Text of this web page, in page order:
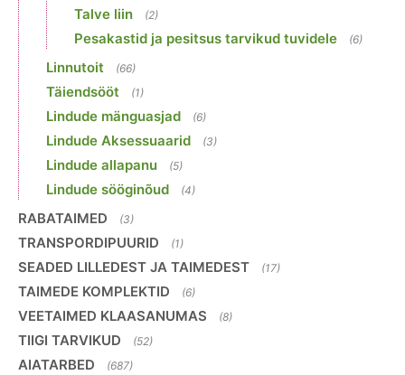
Talve liin (2)
Pesakastid ja pesitsus tarvikud tuvidele (6)
Linnutoit (66)
Täiendsööt (1)
Lindude mänguasjad (6)
Lindude Aksessuaarid (3)
Lindude allapanu (5)
Lindude sööginõud (4)
RABATAIMED (3)
TRANSPORDIPUURID (1)
SEADED LILLEDEST JA TAIMEDEST (17)
TAIMEDE KOMPLEKTID (6)
VEETAIMED KLAASANUMAS (8)
TIIGI TARVIKUD (52)
AIATARBED (687)